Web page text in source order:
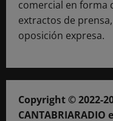
comercial en forma
extractos de
oposición expresa.
Copyright © 2022-